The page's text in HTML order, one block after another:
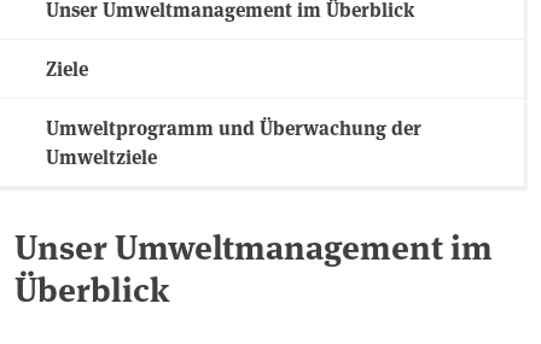
Unser Umweltmanagement im Überblick
Ziele
Umweltprogramm und Überwachung der
Umweltziele
Unser Umweltmanagement im
Überblick